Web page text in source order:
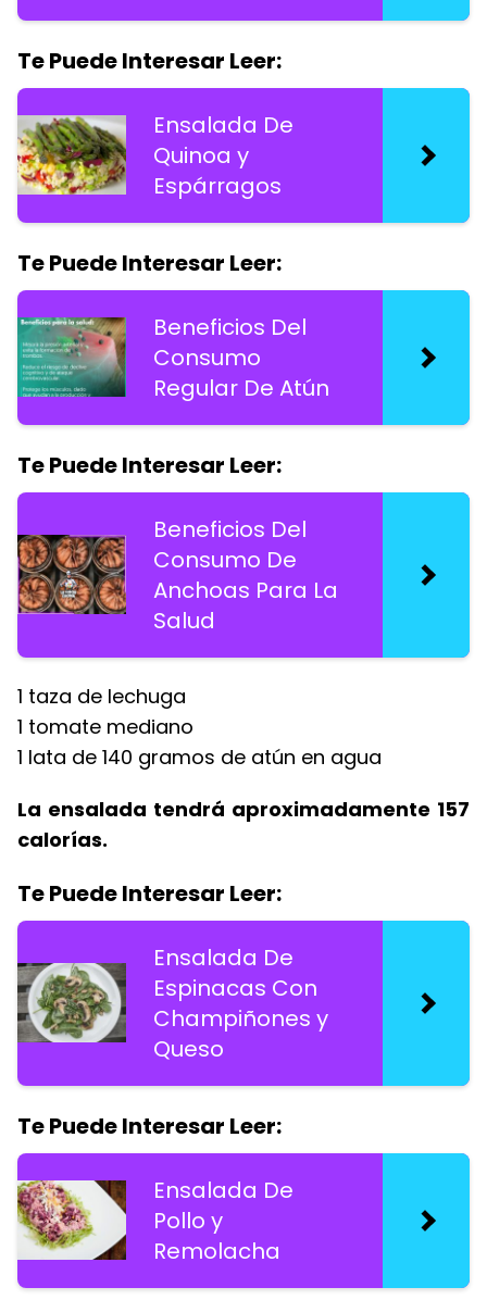
Te Puede Interesar Leer:
Ensalada De
Quinoa y
Espárragos
Te Puede Interesar Leer:
Beneficios Del
Consumo
Regular De Atún
Te Puede Interesar Leer:
Beneficios Del
Consumo De
Anchoas Para La
Salud
1 taza de lechuga
1 tomate mediano
1 lata de 140 gramos de atún en agua
La ensalada tendrá aproximadamente 157
calorías.
Te Puede Interesar Leer:
Ensalada De
Espinacas Con
Champiñones y
Queso
Te Puede Interesar Leer:
Ensalada De
Pollo y
Remolacha